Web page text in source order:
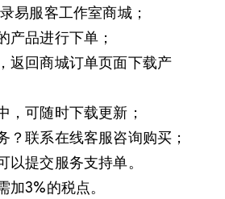
易服客工作室商城；
产品进行下单；
返回商城订单页面下载产
，可随时下载更新；
？联系在线客服咨询购买；
以提交服务支持单。
加3%的税点。